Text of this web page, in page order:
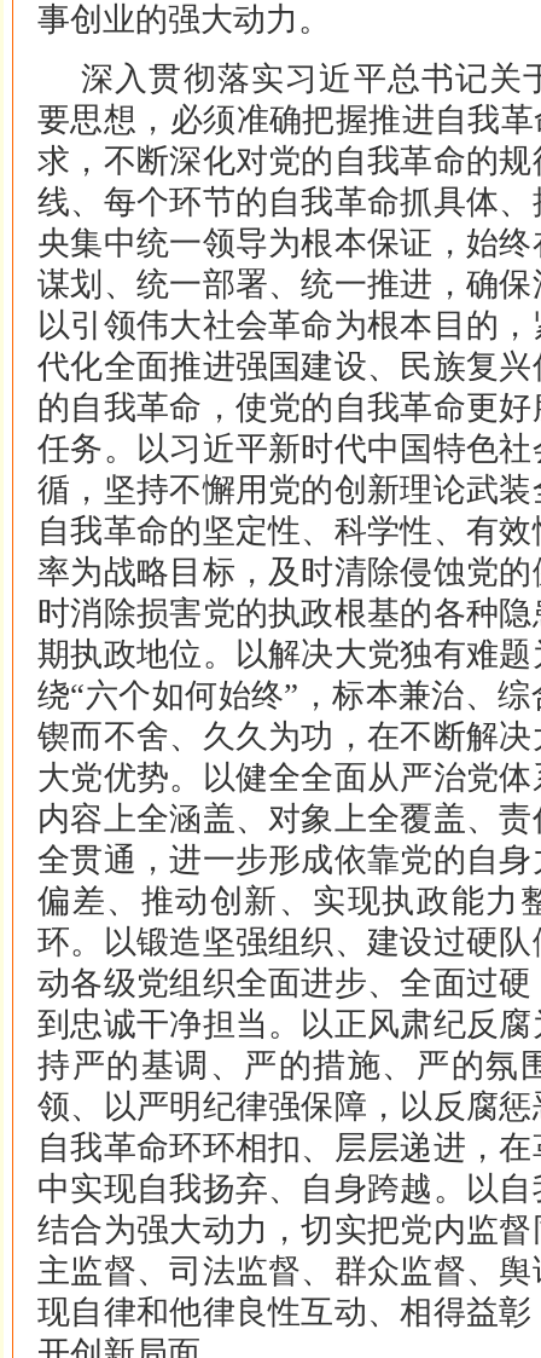
事创业的强大动力。
深入贯彻落实习近平总书记关
要思想，必须准确把握推进自我
求，不断深化对党的自我革命的
线、每个环节的自我革命抓具体
央集中统一领导为根本保证，始
谋划、统一部署、统一推进，确
以引领伟大社会革命为根本目的
代化全面推进强国建设、民族复
的自我革命，使党的自我革命更
任务。以习近平新时代中国特色
循，坚持不懈用党的创新理论武
自我革命的坚定性、科学性、有
率为战略目标，及时清除侵蚀党
时消除损害党的执政根基的各种
期执政地位。以解决大党独有难
绕“六个如何始终”，标本兼治、
锲而不舍、久久为功，在不断解
大党优势。以健全全面从严治党
内容上全涵盖、对象上全覆盖、
全贯通，进一步形成依靠党的自
偏差、推动创新、实现执政能力
环。以锻造坚强组织、建设过硬
动各级党组织全面进步、全面过
到忠诚干净担当。以正风肃纪反
持严的基调、严的措施、严的氛
领、以严明纪律强保障，以反腐
自我革命环环相扣、层层递进，
中实现自我扬弃、自身跨越。以
结合为强大动力，切实把党内监
主监督、司法监督、群众监督、
现自律和他律良性互动、相得益